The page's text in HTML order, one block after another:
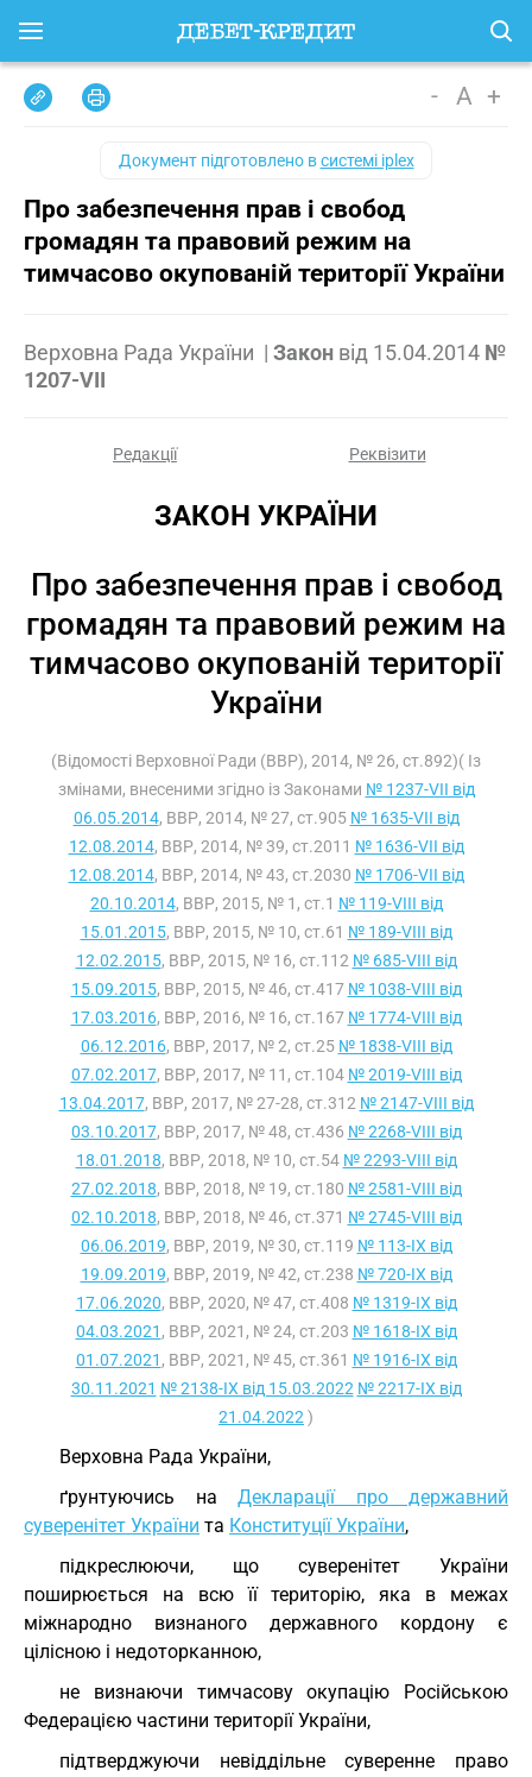
- A +
Документ підготовлено всистемі iplex
Про забезпечення прав і свобод
громадян та правовий режим на
тимчасово окупованій території України
Верховна Рада України | Закон від 15.04.2014 №
1207-VII
Редакції Реквізити
ЗАКОН УКРАЇНИ
Про забезпечення прав і свобод
громадян та правовий режим на
тимчасово окупованій території
України
(Відомості Верховної Ради (ВВР), 2014, № 26, ст.892)( Із
змінами, внесеними згідно із Законами № 1237-VII від
06.05.2014, ВВР, 2014, № 27, ст.905 № 1635-VII від
12.08.2014, ВВР, 2014, № 39, ст.2011 № 1636-VII від
12.08.2014, ВВР, 2014, № 43, ст.2030 № 1706-VII від
20.10.2014, ВВР, 2015, № 1, ст.1 № 119-VIII від
15.01.2015, ВВР, 2015, № 10, ст.61 № 189-VIII від
12.02.2015, ВВР, 2015, № 16, ст.112 № 685-VIII від
15.09.2015, ВВР, 2015, № 46, ст.417 № 1038-VIII від
17.03.2016, ВВР, 2016, № 16, ст.167 № 1774-VIII від
06.12.2016, ВВР, 2017, № 2, ст.25 № 1838-VIII від
07.02.2017, ВВР, 2017, № 11, ст.104 № 2019-VIII від
13.04.2017, ВВР, 2017, № 27-28, ст.312 № 2147-VIII від
03.10.2017, ВВР, 2017, № 48, ст.436 № 2268-VIII від
18.01.2018, ВВР, 2018, № 10, ст.54 № 2293-VIII від
27.02.2018, ВВР, 2018, № 19, ст.180 № 2581-VIII від
02.10.2018, ВВР, 2018, № 46, ст.371 № 2745-VIII від
06.06.2019, ВВР, 2019, № 30, ст.119 № 113-IX від
19.09.2019, ВВР, 2019, № 42, ст.238 № 720-IX від
17.06.2020, ВВР, 2020, № 47, ст.408 № 1319-IX від
04.03.2021 , ВВР, 2021, № 24, ст.203 № 1618-IX від
01.07.2021 , ВВР, 2021, № 45, ст.361 № 1916-IX від
30.11.2021 № 2138-IX від 15.03.2022 № 2217-IX від
21.04.2022 )
Верховна Рада України,
ґрунтуючись на Декларації про державний
суверенітет України та Конституції України,
підкреслюючи, що суверенітет України
поширюється на всю її територію, яка в межах
міжнародно визнаного державного кордону є
цілісною і недоторканною,
не визнаючи тимчасову окупацію Російською
Федерацією частини території України,
підтверджуючи невіддільне суверенне право